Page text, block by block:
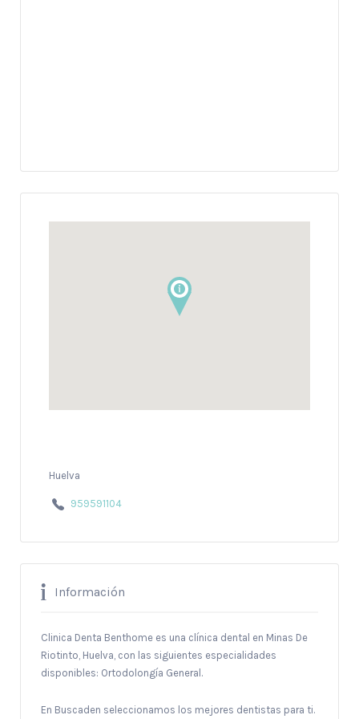
Huelva
959591104
Información
Clinica Denta Benthome es una clínica dental en Minas De
Riotinto, Huelva, con las siguientes especialidades
disponibles: Ortodolongía General.
En Buscaden seleccionamos los mejores dentistas para ti.